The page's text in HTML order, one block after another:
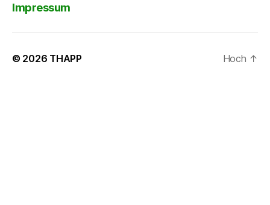
Impressum
© 2026 THAPP Hoch ↑